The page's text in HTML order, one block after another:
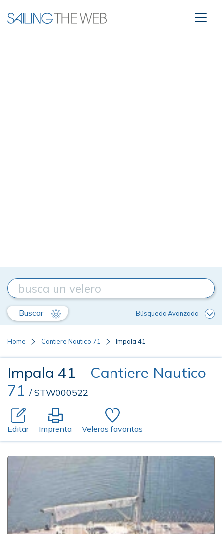
Buscar Búsqueda Avanzada
Home Cantiere Nautico 71 Impala 41
Impala 41 - Cantiere Nautico
71 / STW000522
Editar Imprenta Veleros favoritas